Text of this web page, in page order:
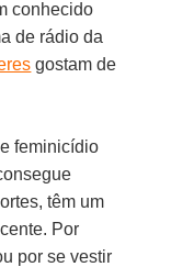
conhecido
de rádio da
gostam de
feminicídio
têm um
Por
por se vestir